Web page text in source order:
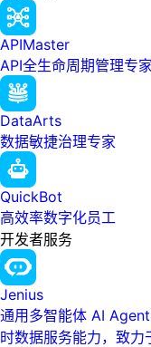
APIMaster
API全生命周期管理专家
DataArts
数据敏捷治理专家
QuickBot
高效率数字化员工
开发者服务
Jenius
通用多智能体 AI
时数据服务能力，致力